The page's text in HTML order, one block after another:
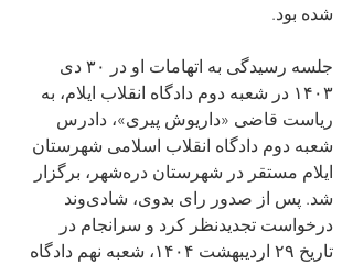
شده بود.
۱۴۰۳ در شعبه دوم دادگاه انقلاب ایلام، به
ریاست قاضی «داریوش پیری»، دادرس
شعبه دوم دادگاه انقلاب اسلامی شهرستان
ایلام مستقر در شهرستان دره‌شهر، برگزار
شد. پس از صدور رای بدوی، شادی‌وند
درخواست تجدیدنظر کرد و سرانجام در
تاریخ ۲۹ اردیبهشت ۱۴۰۴، شعبه نهم دادگاه